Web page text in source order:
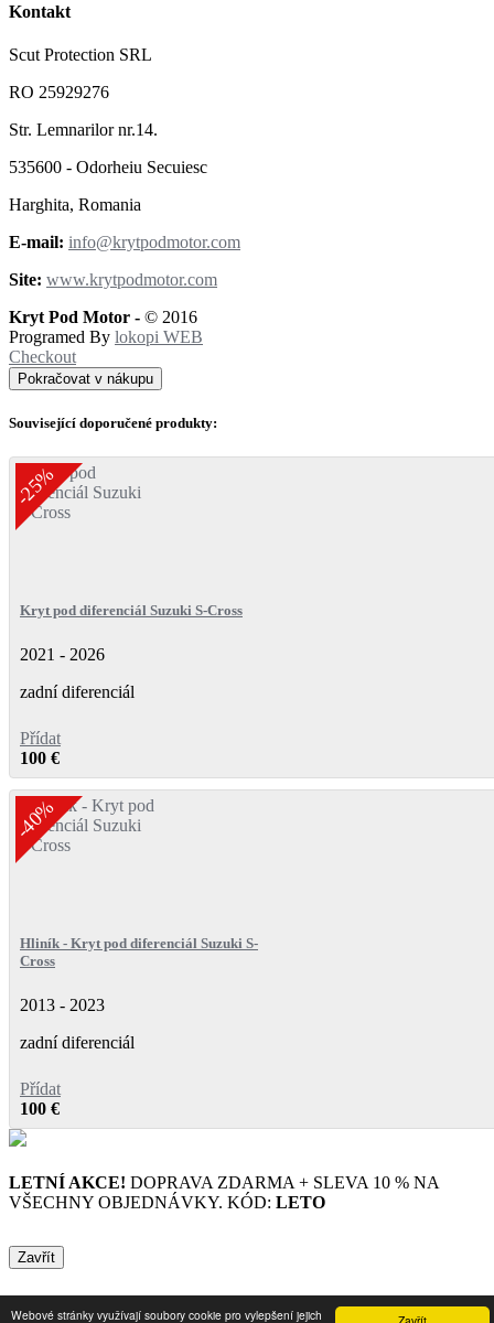
Webové stránky využívají soubory cookie pro vylepšení jejich
Kontakt
Scut Protection SRL
RO 25929276
Str. Lemnarilor nr.14.
535600 - Odorheiu Secuiesc
Harghita, Romania
E-mail: info@krytpodmotor.com
Site: www.krytpodmotor.com
Kryt Pod Motor - © 2016
Programed By lokopi WEB
Checkout
Pokračovat v nákupu
Související doporučené produkty:
-25%
Kryt pod diferenciál Suzuki S-Cross
2021 - 2026
zadní diferenciál
Přídat
100 €
-40%
Hliník - Kryt pod diferenciál Suzuki S-
Cross
2013 - 2023
zadní diferenciál
Přídat
100 €
LETNÍ AKCE! DOPRAVA ZDARMA + SLEVA 10 % NA
VŠECHNY OBJEDNÁVKY. KÓD: LETO
Zavřít